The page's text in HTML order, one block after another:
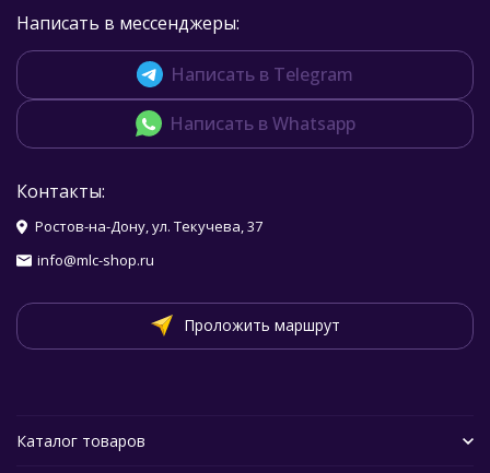
Написать в мессенджеры:
Написать в Telegram
Написать в Whatsapp
Контакты:
Ростов-на-Дону, ул. Текучева, 37
info@mlc-shop.ru
Проложить маршрут
Каталог товаров